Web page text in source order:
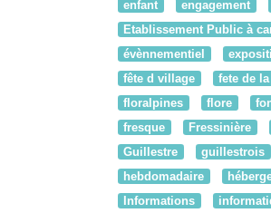
enfant
engagement
Etablissement Public à
évènnementiel
fête d village
fete de
floralpines
flore
fresque
Fressinière
Guillestre
guillestrois
hebdomadaire
Informations